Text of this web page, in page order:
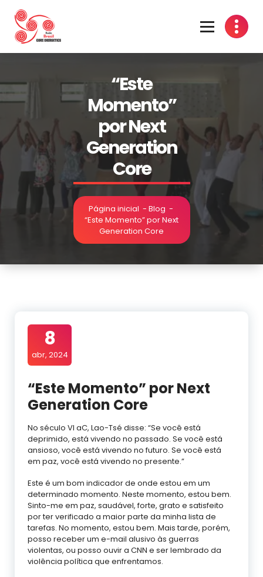
“Este
Momento”
por Next
Generation
Core
Página inicial - Blog -
“Este Momento” por Next
Generation Core
8
abr, 2024
“Este Momento” por Next
Generation Core
No século VI aC, Lao-Tsé disse: “Se você está
deprimido, está vivendo no passado. Se você está
ansioso, você está vivendo no futuro. Se você está
em paz, você está vivendo no presente.”
Este é um bom indicador de onde estou em um
determinado momento. Neste momento, estou bem.
Sinto-me em paz, saudável, forte, grato e satisfeito
por ter verificado a maior parte da minha lista de
tarefas. No momento, estou bem. Mais tarde, porém,
posso receber um e-mail alusivo às guerras
violentas, ou posso ouvir a CNN e ser lembrado da
violência política que enfrentamos.